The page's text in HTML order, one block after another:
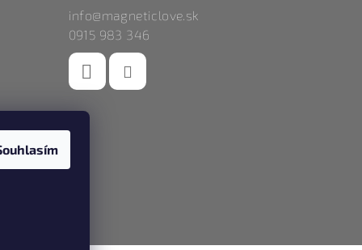
info@magneticlove.sk
0915 983 346